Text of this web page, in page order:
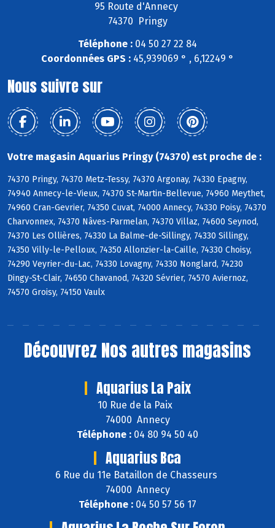
95 Route d'Annecy
74370 Pringy
Téléphone : 04 50 27 22 84
Coordonnées GPS : 45,939069 ° , 6,12249 °
Nous suivre sur
Votre magasin Aquarius Pringy (74370) est proche de :
74370 Pringy, 74370 Metz-Tessy, 74370 Argonay, 74330 Epagny,
74940 Annecy-le-Vieux, 74370 St-Martin-Bellevue, 74960 Meythet,
74960 Cran-Gevrier, 74350 Cuvat, 74000 Annecy, 74330 Poisy, 74370
Charvonnex, 74370 Nâves-Parmelan, 74370 Villaz, 74600 Seynod,
74370 Les Ollières, 74330 La Balme-de-Sillingy, 74330 Sillingy,
74350 Villy-le-Pelloux, 74350 Allonzier-la-Caille, 74330 Choisy,
74290 Veyrier-du-Lac, 74330 Lovagny, 74330 Nonglard, 74230
Dingy-St-Clair, 74650 Chavanod, 74320 Sévrier, 74570 Aviernoz,
74570 Groisy, 74150 Vaulx
Découvrez Nos autres magasins
Aquarius La Paix
10 Rue de la Paix
74000 Annecy
Téléphone : 04 80 94 50 40
Aquarius Bca
6 Rue du 11e Bataillon de Chasseurs
74000 Annecy
Téléphone : 04 50 57 56 17